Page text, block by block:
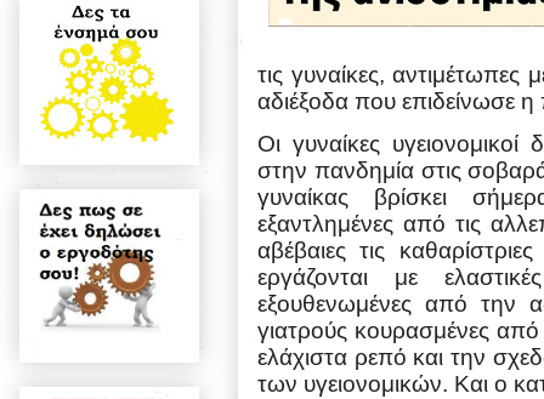
τις γυναίκες,
αδιέξοδα που επιδείνωσε
Οι γυναίκες
στην πανδημία στις
γυναίκας βρίσκει
εξαντλημένες από τις
αβέβαιες τις
εργάζονται με
εξουθενωμένες από την
γιατρούς κουρασμένες
ελάχιστα ρεπό και την
των υγειονομικών. Και ο